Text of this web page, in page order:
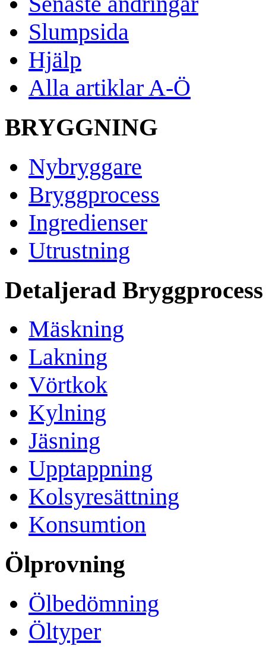
Slumpsida
Hjälp
Alla artiklar A-Ö
BRYGGNING
Nybryggare
Bryggprocess
Ingredienser
Utrustning
Detaljerad Bryggprocess
Mäskning
Lakning
Vörtkok
Kylning
Jäsning
Upptappning
Kolsyresättning
Konsumtion
Ölprovning
Ölbedömning
Öltyper